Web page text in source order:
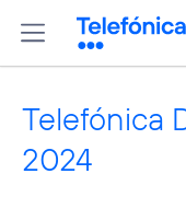
Telefónica
2024